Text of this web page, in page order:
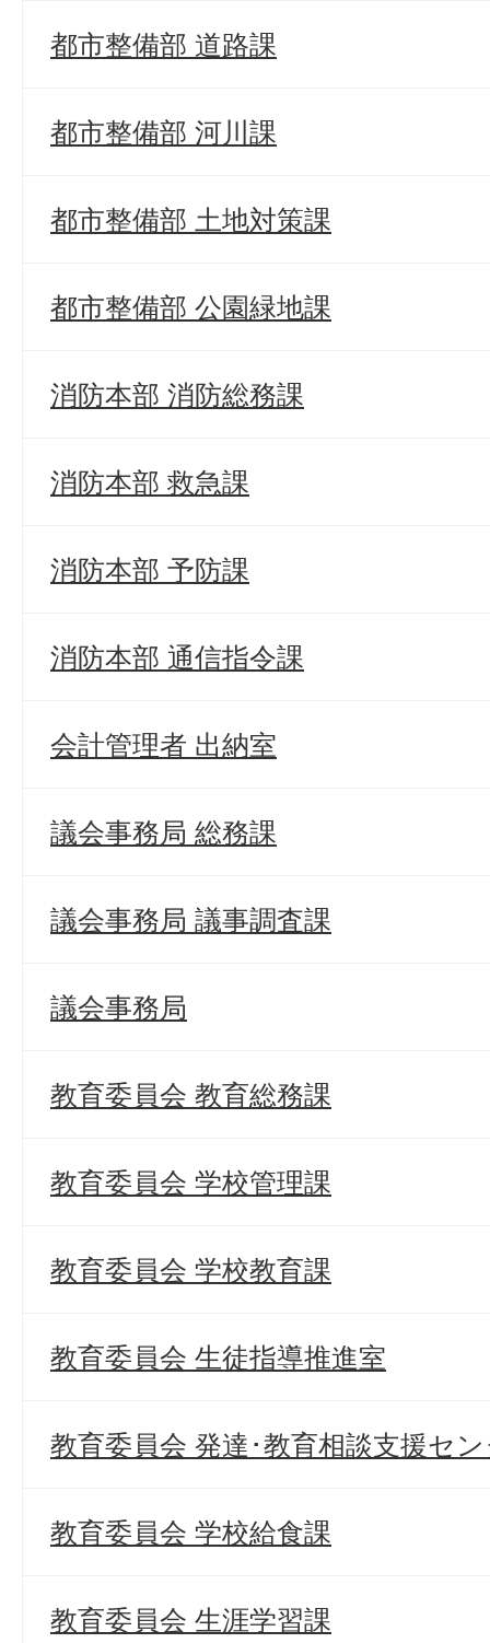
都市整備部 道路課
都市整備部 河川課
都市整備部 土地対策課
都市整備部 公園緑地課
消防本部 消防総務課
消防本部 救急課
消防本部 予防課
消防本部 通信指令課
会計管理者 出納室
議会事務局 総務課
議会事務局 議事調査課
議会事務局
教育委員会 教育総務課
教育委員会 学校管理課
教育委員会 学校教育課
教育委員会 生徒指導推進室
教育委員会 発達･教育相談支援セ
教育委員会 学校給食課
教育委員会 生涯学習課